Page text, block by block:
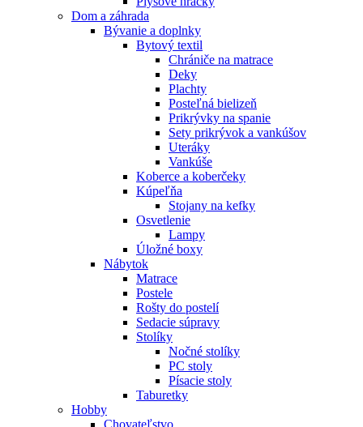
Dom a záhrada
Bývanie a doplnky
Bytový textil
Chrániče na matrace
Deky
Plachty
Posteľná bielizeň
Prikrývky na spanie
Sety prikrývok a vankúšov
Uteráky
Vankúše
Koberce a koberčeky
Kúpeľňa
Stojany na kefky
Osvetlenie
Lampy
Úložné boxy
Nábytok
Matrace
Postele
Rošty do postelí
Sedacie súpravy
Stolíky
Nočné stolíky
PC stoly
Písacie stoly
Taburetky
Hobby
Chovateľstvo